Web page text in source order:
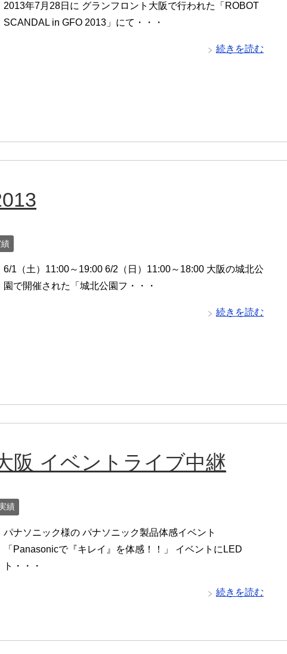
2013年7月28日に グランフロント大阪で行われた「ROBOT
SCANDAL in GFO 2013」にて・・・
続きを読む
6/1（土）11:00～19:00 6/2（日）11:00～18:00 大阪の城北公
園で開催された「城北公園フ・・・
続きを読む
阪 イベントライブ中継
績
パナソニック様の パナソニック製品体感イベント
「Panasonicで『キレイ』を体感！！」 イベントにLED
ト・・・
続きを読む